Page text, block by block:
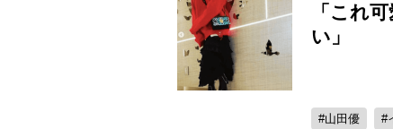
「これ
い」
山田優